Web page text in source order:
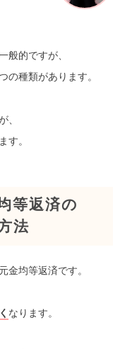
般的ですが、
の種類があります。
、
す。
等返済の
法
金均等返済です。
なります。